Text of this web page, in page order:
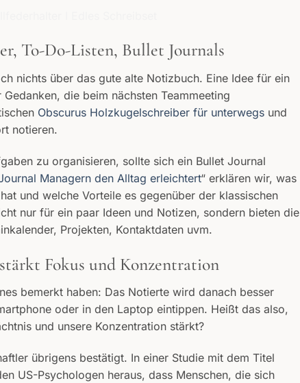
To-Do-Listen, Bullet Journals
nichts über das gute alte Notizbuch. Eine Idee für ein
die beim nächsten Teammeeting
Obscurus Holzkugelschreiber für unterwegs und
notieren.
zu organisieren, sollte sich ein Bullet Journal
Managern den Alltag erleichtert“ erklären wir, was
und welche Vorteile es gegenüber der klassischen
nur für ein paar Ideen und Notizen, sondern bieten die
Projekten, Kontaktdaten uvm.
Fokus und Konzentration
bemerkt haben: Das Notierte wird danach besser
oder in den Laptop eintippen. Heißt das also,
und unsere Konzentration stärkt?
übrigens bestätigt. In einer Studie mit dem Titel
US-Psychologen heraus, dass Menschen, die sich